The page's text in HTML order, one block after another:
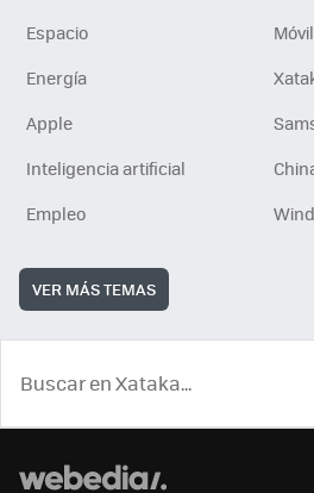
Espacio
Energía
Apple
Inteligencia artificial
Empleo
VER MÁS TEMAS